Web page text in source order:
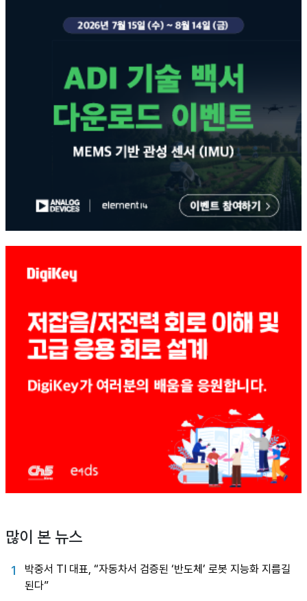
많이 본 뉴스
1
박중서 TI 대표, “자동차서 검증된 ‘반도체’ 로봇 지능화 지름길
된다”